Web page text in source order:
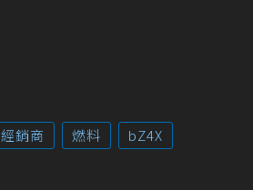
經銷商 燃料
bZ4X